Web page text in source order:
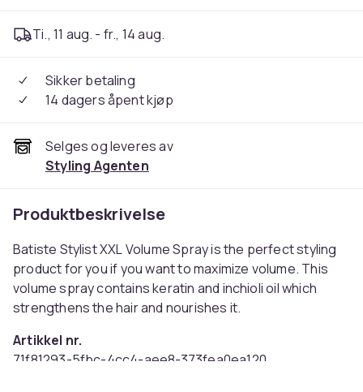
Ti., 11 aug. - fr., 14 aug.
Sikker betaling
14 dagers åpent kjøp
Selges og leveres av
Styling Agenten
Produktbeskrivelse
Batiste Stylist XXL Volume Spray is the perfect styling
product for you if you want to maximize volume. This
volume spray contains keratin and inchioli oil which
strengthens the hair and nourishes it.
Artikkel nr.
71f81293-5fbc-4cc4-aee8-373fea0ea120